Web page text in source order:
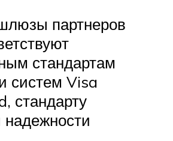
партнеров
стандартам
систем Visa
стандарту